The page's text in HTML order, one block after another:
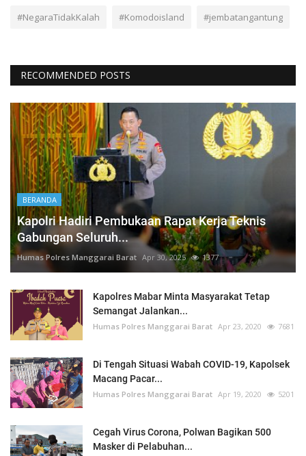
#NegaraTidakKalah #Komodoisland #jembatangantung
RECOMMENDED POSTS
BERANDA
Kapolri Hadiri Pembukaan Rapat Kerja Teknis
Gabungan Seluruh...
Humas Polres Manggarai Barat Apr 30, 2025 1377
Kapolres Mabar Minta Masyarakat Tetap
Semangat Jalankan...
Humas Polres Manggarai Barat Apr 23, 2020 7681
Di Tengah Situasi Wabah COVID-19, Kapolsek
Macang Pacar...
Humas Polres Manggarai Barat Apr 19, 2020 5201
Cegah Virus Corona, Polwan Bagikan 500
Masker di Pelabuhan...